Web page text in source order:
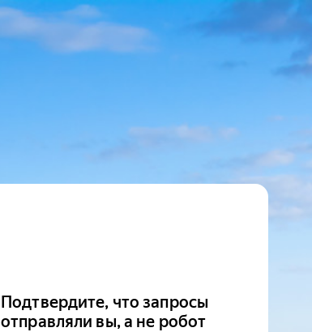
Подтвердите, что запросы
отправляли вы, а не робот